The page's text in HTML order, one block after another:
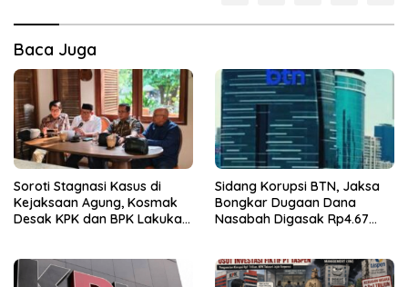
Baca Juga
Soroti Stagnasi Kasus di
Kejaksaan Agung, Kosmak
Desak KPK dan BPK Lakukan
Sidang Korupsi BTN, Jaksa
Bongkar Dugaan Dana
Nasabah Digasak Rp4.67